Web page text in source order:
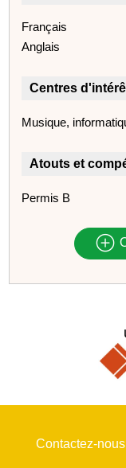
Français
Anglais
Centres
Musique,
Atouts et
Permis B
Contactez-nous